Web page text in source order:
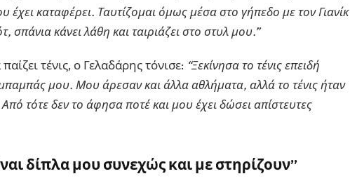
καταφέρει. Ταυτίζομαι όμως μέσα στο γήπεδο με τον Γιανίκ
σπάνια κάνει λάθη και ταιριάζει στο στυλ μου.”
τένις, ο Γελαδάρης τόνισε: “Ξεκίνησα το τένις επειδή
μου. Μου άρεσαν και άλλα αθλήματα, αλλά το τένις ήταν
τότε δεν το άφησα ποτέ και μου έχει δώσει απίστευτες
δίπλα μου συνεχώς και με στηρίζουν”